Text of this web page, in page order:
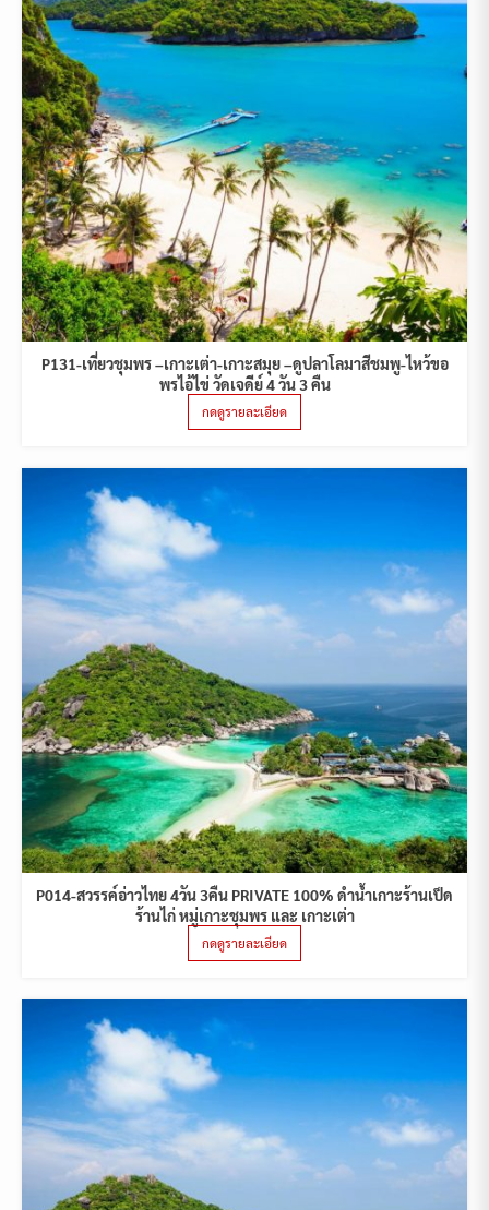
P131-เที่ยวชุมพร –เกาะเต่า-เกาะสมุย –ดูปลาโลมาสีชมพู-ไหว้ขอ
พรไอ้ไข่ วัดเจดีย์ 4 วัน 3 คืน
กดดูรายละเอียด
P014-สวรรค์อ่าวไทย 4วัน 3คืน PRIVATE 100% ดำน้ำเกาะร้านเป็ด
ร้านไก่ หมู่เกาะชุมพร และ เกาะเต่า
กดดูรายละเอียด